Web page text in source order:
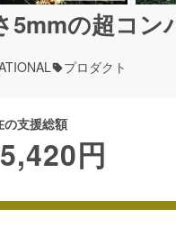
5mmの超コ
プロダクト
の支援総額
円